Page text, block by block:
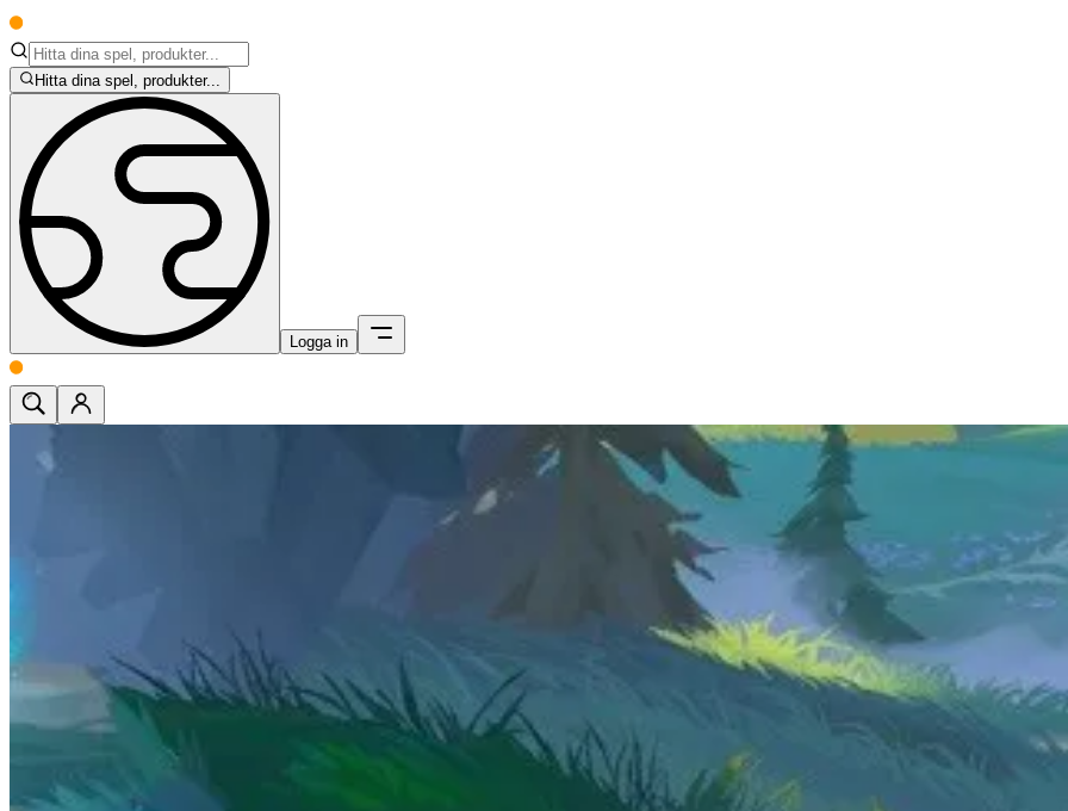
Hitta dina spel, produkter...
Logga in